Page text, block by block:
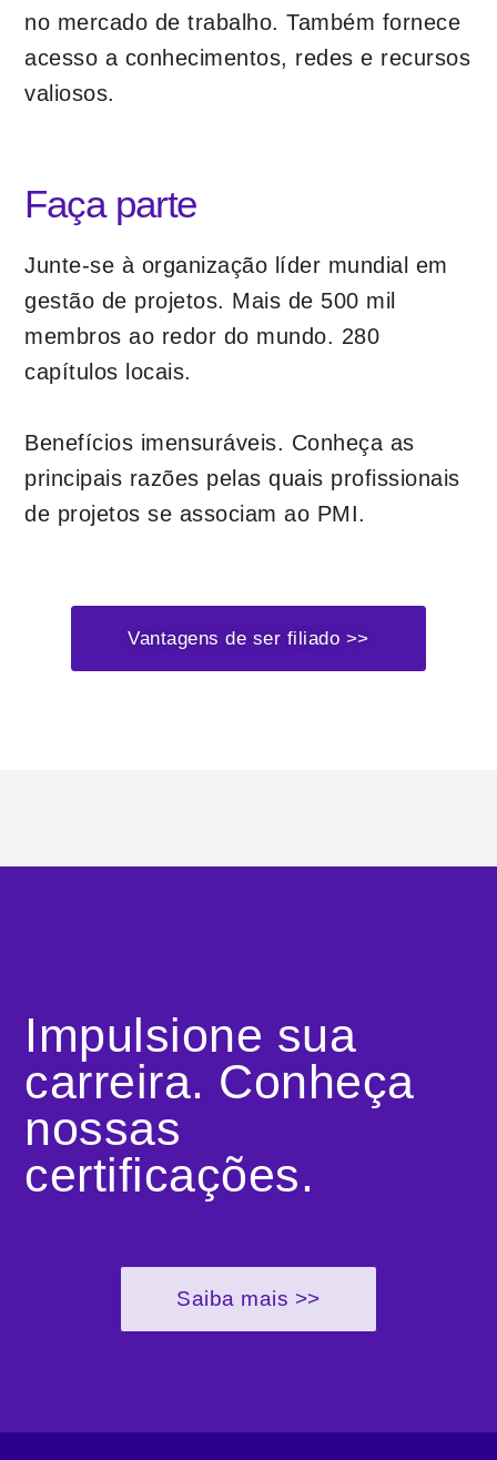
no mercado de trabalho. Também fornece
acesso a conhecimentos, redes e recursos
valiosos.
Faça parte
Junte-se à organização líder mundial em
gestão de projetos. Mais de 500 mil
membros ao redor do mundo. 280
capítulos locais.
Benefícios imensuráveis. Conheça as
principais razões pelas quais profissionais
de projetos se associam ao PMI.
Vantagens de ser filiado >>
Impulsione sua
carreira. Conheça
nossas
certificações.
Saiba mais >>